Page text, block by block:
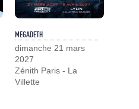
MEGADETH
dimanche 21 mars
2027
Zénith Paris - La
Villette